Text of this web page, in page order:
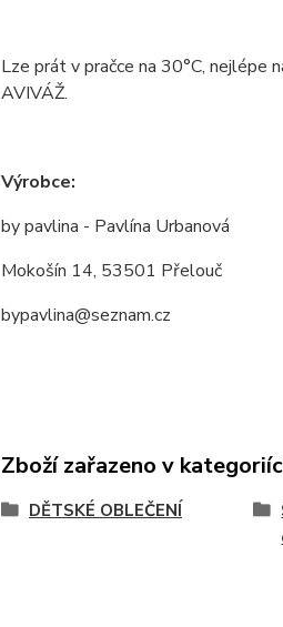
Lze prát v pračce na 30°C, nejlépe
AVIVÁŽ.
Výrobce:
by pavlina - Pavlína Urbanová
Mokošín 14, 53501 Přelouč
bypavlina@seznam.cz
Zboží zařazeno v
DĚTSKÉ OBLEČENÍ